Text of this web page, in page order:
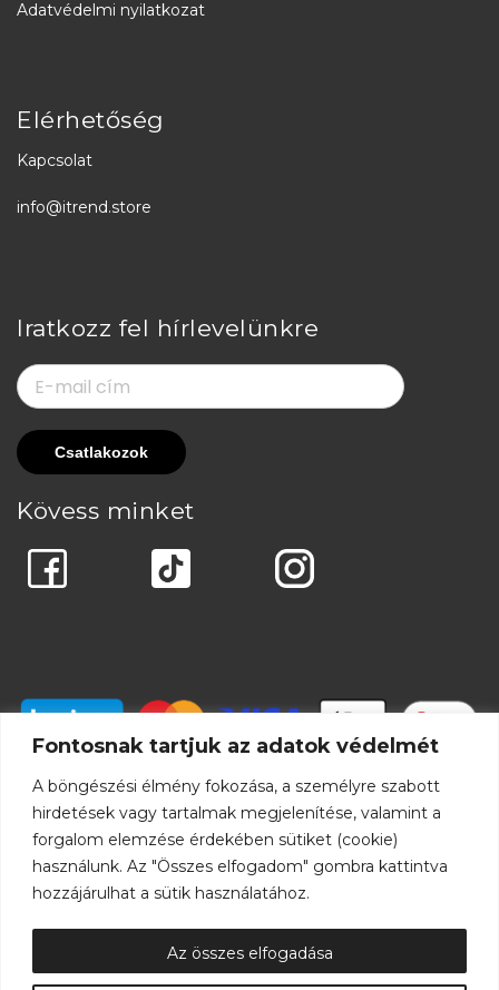
Fontosnak tartjuk az adatok védelmét
A böngészési élmény fokozása, a személyre szabott
hirdetések vagy tartalmak megjelenítése, valamint a
forgalom elemzése érdekében sütiket (cookie)
használunk. Az "Összes elfogadom" gombra kattintva
hozzájárulhat a sütik használatához.
Az összes elfogadása
Adatvédelmi nyilatkozat
Elérhetőség
Kapcsolat
info@itrend.store
Iratkozz fel hírlevelünkre
Kövess minket